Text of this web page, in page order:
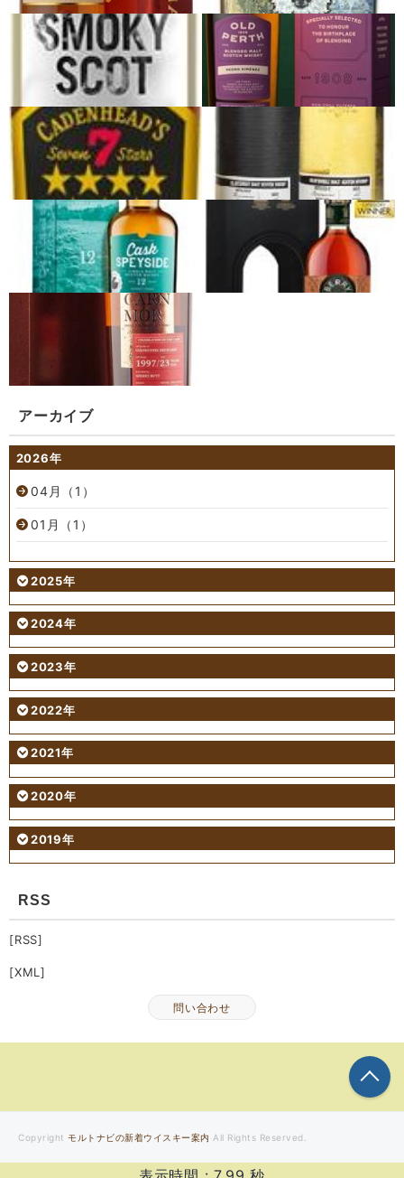
アーカイブ
2026年
04月（1）
01月（1）
2025年
2024年
2023年
2022年
2021年
2020年
2019年
RSS
[RSS]
[XML]
問い合わせ
Copyright モルトナビの新着ウイスキー案内 All Rights Reserved.